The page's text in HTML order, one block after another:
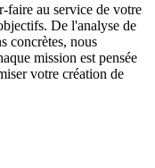
faire au service de votre
De l'analyse de
concrètes, nous
mission est pensée
votre création de